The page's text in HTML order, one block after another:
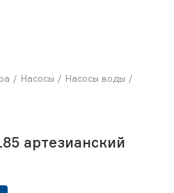
Насосы
Насосы воды
артезианский